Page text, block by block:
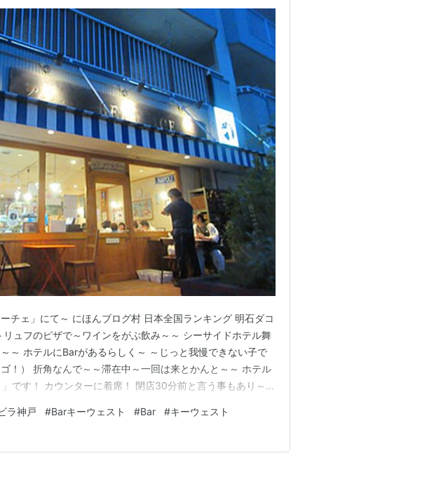
ーチェ」にて～ にほんブログ村 日本全国ランキング 明石ダコ
ュフのピザで～ワインをがぶ飲み～～ シーサイドホテル舞
～ ホテルにBarがあるらしく～ ～じっと我慢できない子で
！） 折角なんで～～滞在中～一回は来とかんと～～ ホテル
です！ カウンターに着席！ 閉店30分前と言う事もあり～先
り込んでしもうた⇑ 淡路産藻塩とマイヤーレモンをどうに
！ジュ…
ラ神戸 #Barキーウェスト #Bar #キーウェスト